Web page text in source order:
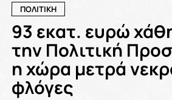
ΠΟΛΙΤΙΚΗ
93 εκατ. ευρώ
την Πολιτική
η χώρα μετρά
φλόγες